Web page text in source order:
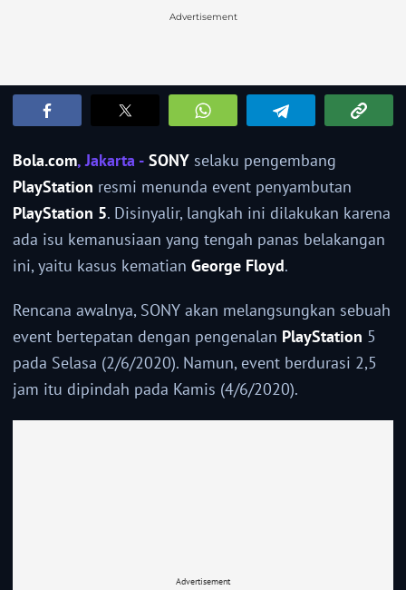
Advertisement
Bola.com, Jakarta - SONY selaku pengembang
PlayStation resmi menunda event penyambutan
PlayStation 5. Disinyalir, langkah ini dilakukan karena
ada isu kemanusiaan yang tengah panas belakangan
ini, yaitu kasus kematian George Floyd.
Rencana awalnya, SONY akan melangsungkan sebuah
event bertepatan dengan pengenalan PlayStation 5
pada Selasa (2/6/2020). Namun, event berdurasi 2,5
jam itu dipindah pada Kamis (4/6/2020).
Advertisement